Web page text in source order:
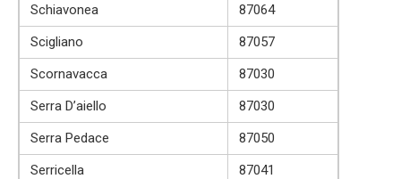
Schiavonea
87064
Scigliano
87057
Scornavacca
87030
Serra D’aiello
87030
Serra Pedace
87050
Serricella
87041